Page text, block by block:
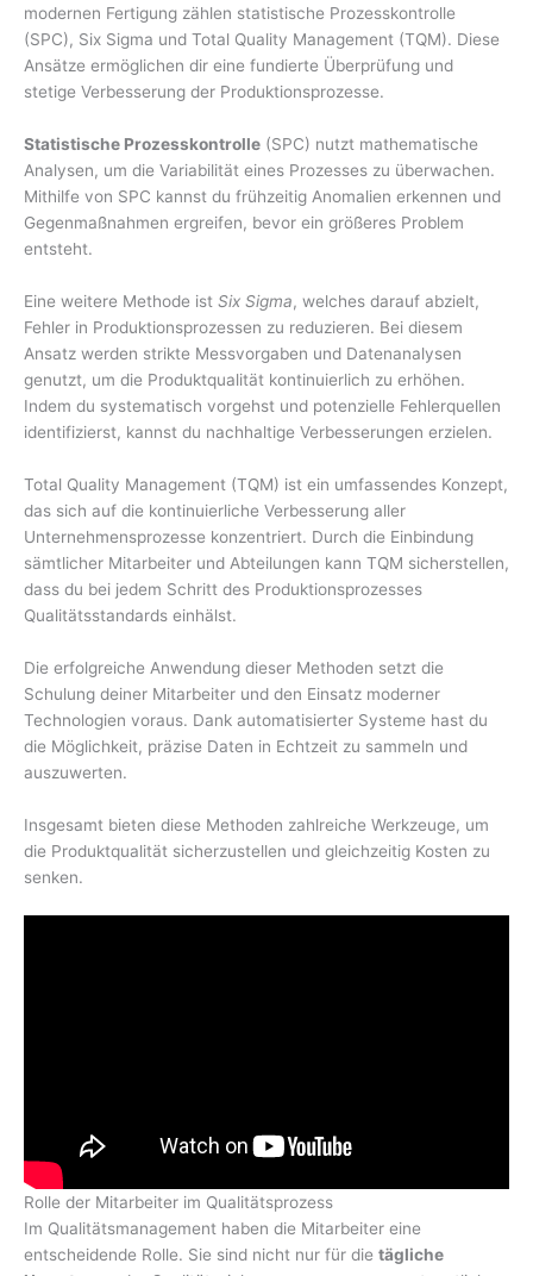
modernen Fertigung zählen statistische Prozesskontrolle
(SPC), Six Sigma und Total Quality Management (TQM). Diese
Ansätze ermöglichen dir eine fundierte Überprüfung und
stetige Verbesserung der Produktionsprozesse.
Statistische Prozesskontrolle (SPC) nutzt mathematische
Analysen, um die Variabilität eines Prozesses zu überwachen.
Mithilfe von SPC kannst du frühzeitig Anomalien erkennen und
Gegenmaßnahmen ergreifen, bevor ein größeres Problem
entsteht.
Eine weitere Methode ist Six Sigma, welches darauf abzielt,
Fehler in Produktionsprozessen zu reduzieren. Bei diesem
Ansatz werden strikte Messvorgaben und Datenanalysen
genutzt, um die Produktqualität kontinuierlich zu erhöhen.
Indem du systematisch vorgehst und potenzielle Fehlerquellen
identifizierst, kannst du nachhaltige Verbesserungen erzielen.
Total Quality Management (TQM) ist ein umfassendes Konzept,
das sich auf die kontinuierliche Verbesserung aller
Unternehmensprozesse konzentriert. Durch die Einbindung
sämtlicher Mitarbeiter und Abteilungen kann TQM sicherstellen,
dass du bei jedem Schritt des Produktionsprozesses
Qualitätsstandards einhälst.
Die erfolgreiche Anwendung dieser Methoden setzt die
Schulung deiner Mitarbeiter und den Einsatz moderner
Technologien voraus. Dank automatisierter Systeme hast du
die Möglichkeit, präzise Daten in Echtzeit zu sammeln und
auszuwerten.
Insgesamt bieten diese Methoden zahlreiche Werkzeuge, um
die Produktqualität sicherzustellen und gleichzeitig Kosten zu
senken.
Rolle der Mitarbeiter im Qualitätsprozess
Im Qualitätsmanagement haben die Mitarbeiter eine
entscheidende Rolle. Sie sind nicht nur für die tägliche